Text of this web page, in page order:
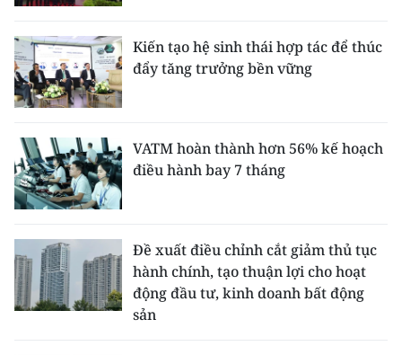
Kiến tạo hệ sinh thái hợp tác để thúc
đẩy tăng trưởng bền vững
VATM hoàn thành hơn 56% kế hoạch
điều hành bay 7 tháng
Đề xuất điều chỉnh cắt giảm thủ tục
hành chính, tạo thuận lợi cho hoạt
động đầu tư, kinh doanh bất động
sản